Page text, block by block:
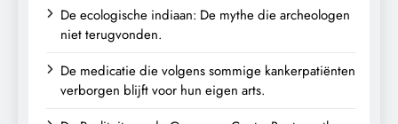
De ecologische indiaan: De mythe die archeologen
niet terugvonden.
De medicatie die volgens sommige kankerpatiënten
verborgen blijft voor hun eigen arts.